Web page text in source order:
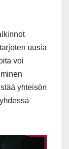
uusia
voi
yhteisön